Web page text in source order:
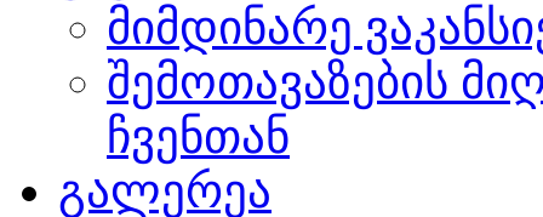
მიმდინარე
შემოთავაზების
ჩვენთან
გალერეა